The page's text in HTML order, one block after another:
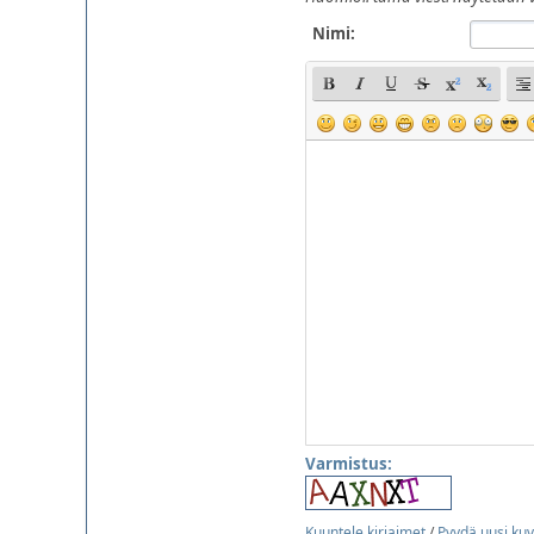
Nimi:
Varmistus: